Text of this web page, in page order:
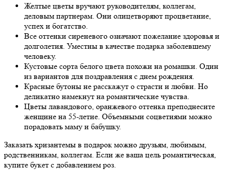
Желтые цветы вручают руководителям, коллегам,
деловым партнерам. Они олицетворяют процветание,
успех и богатство.
Все оттенки сиреневого означают пожелание здоровья и
долголетия. Уместны в качестве подарка заболевшему
человеку.
Кустовые сорта белого цвета похожи на ромашки. Один
из вариантов для поздравления с днем рождения.
Красные бутоны не расскажут о страсти и любви. Но
деликатно намекнут на романтические чувства.
Цветы лавандового, оранжевого оттенка преподнесите
женщине на 55-летие. Объемными соцветиями можно
порадовать маму и бабушку.
Заказать хризантемы в подарок можно друзьям, любимым,
родственникам, коллегам. Если же ваша цель романтическая,
купите букет с добавлением роз.